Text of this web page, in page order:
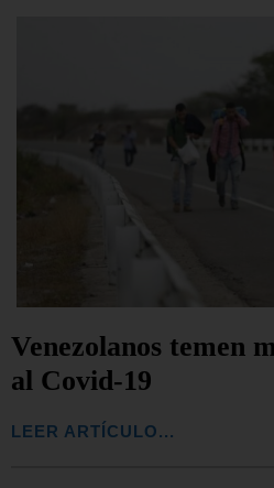
Venezolanos temen
al Covid-19
LEER ARTÍCULO...